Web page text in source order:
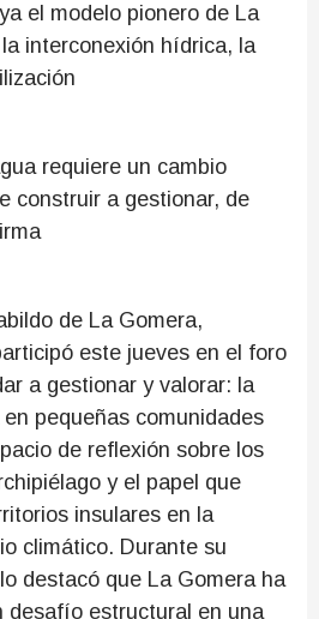
el modelo pionero de La
interconexión hídrica, la
requiere un cambio
construir a gestionar, de
de La Gomera,
este jueves en el foro
a gestionar y valorar: la
pequeñas comunidades
de reflexión sobre los
y el papel que
insulares en la
climático. Durante su
destacó que La Gomera ha
desafío estructural en una